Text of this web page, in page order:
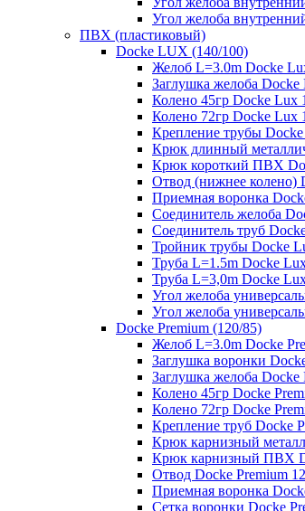
Угол желоба
ПВХ (пластиковый)
Docke LUX (140/100)
Желоб L=3.0m Docke
Заглушка желоба Docke
Колено 45гр Docke Lux
Колено 72гр Docke Lux
Крепление трубы
Крюк длинный
Крюк короткий ПВХ
Отвод (нижнее колено)
Приемная воронка
Соединитель желоба
Соединитель труб
Тройник трубы Docke
Труба L=1.5m Docke
Труба L=3,0m Docke
Угол желоба
Угол желоба
Docke Premium (120/85)
Желоб L=3.0m Docke
Заглушка воронки
Заглушка желоба Docke
Колено 45гр Docke
Колено 72гр Docke
Крепление труб Docke
Крюк карнизный
Крюк карнизный ПВХ
Отвод Docke Premium
Приемная воронка
Сетка воронки Docke